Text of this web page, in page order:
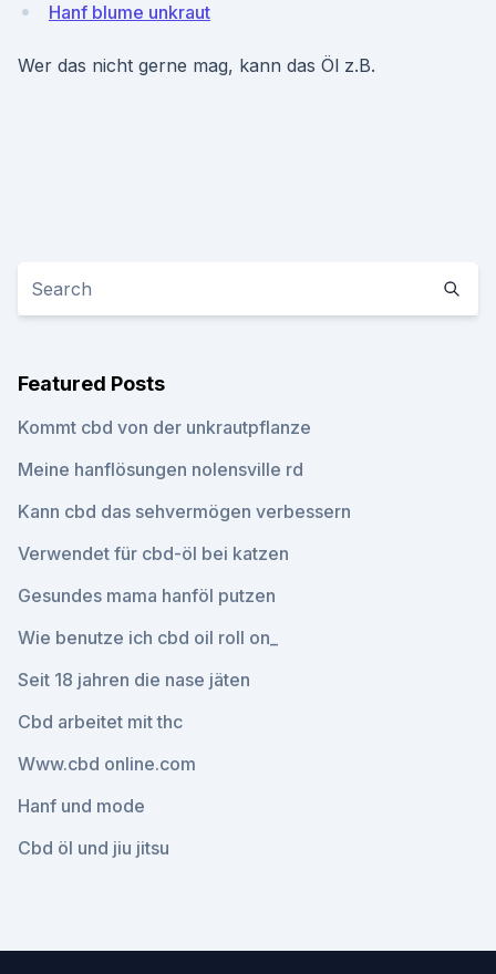
Hanf blume unkraut
Wer das nicht gerne mag, kann das Öl z.B.
Featured Posts
Kommt cbd von der unkrautpflanze
Meine hanflösungen nolensville rd
Kann cbd das sehvermögen verbessern
Verwendet für cbd-öl bei katzen
Gesundes mama hanföl putzen
Wie benutze ich cbd oil roll on_
Seit 18 jahren die nase jäten
Cbd arbeitet mit thc
Www.cbd online.com
Hanf und mode
Cbd öl und jiu jitsu